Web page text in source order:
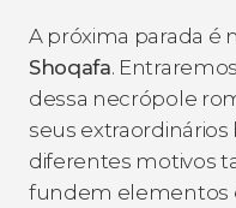
A próxima parada é
Shoqafa.
dessa necrópole
seus extraordinários
diferentes motivos
fundem elementos